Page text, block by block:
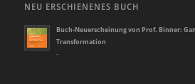
NEU ERSCHIENENES BUCH
Buch-Neuerscheinung von Prof. Binner:
Transformation
-